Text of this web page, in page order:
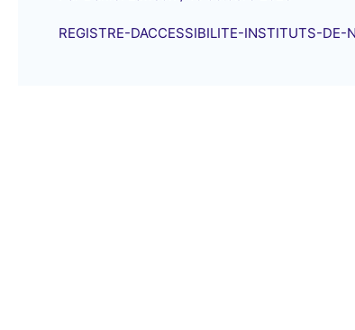
REGISTRE-DACCESSIBILITE-INSTITUTS-DE-